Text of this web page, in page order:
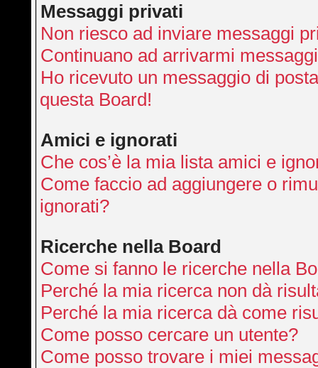
Messaggi privati
Non riesco ad inviare messaggi
Continuano ad arrivarmi
Ho ricevuto un messaggio di
questa Board!
Amici e ignorati
Che cos’è la mia lista amici e
Come faccio ad aggiungere o
ignorati?
Ricerche nella Board
Come si fanno le ricerche nella
Perché la mia ricerca non dà
Perché la mia ricerca dà come
Come posso cercare un utente?
Come posso trovare i miei